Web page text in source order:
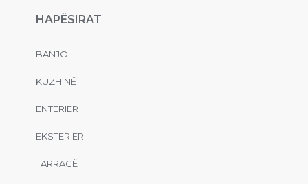
HAPËSIRAT
BANJO
KUZHINË
ENTERIER
EKSTERIER
TARRACË